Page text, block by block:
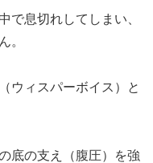
で息切れしてしまい、
。
ウィスパーボイス）と
底の支え（腹圧）を強